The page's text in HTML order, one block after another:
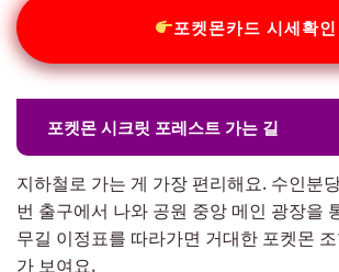
포켓몬카드 시세확인
포켓몬 시크릿 포레스트 가는 길
지하철로 가는 게 가장 편리해요. 수인분
번 출구에서 나와 공원 중앙 메인 광장을
무길 이정표를 따라가면 거대한 포켓몬
가 보여요.